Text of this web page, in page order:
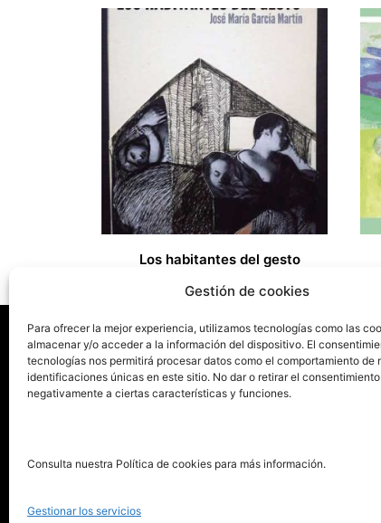
Gestión de cookies
Para ofrecer la mejor experiencia, utilizamos tecnologías como las
almacenar y/o acceder a la información del dispositivo. El
tecnologías nos permitirá procesar datos como el comportamiento de
identificaciones únicas en este sitio. No dar o retirar el
negativamente a ciertas características y funciones.
Consulta nuestra Política de cookies para más información.
Gestionar los servicios
Los habitantes del gesto
pionero de autoedición
911 413 306